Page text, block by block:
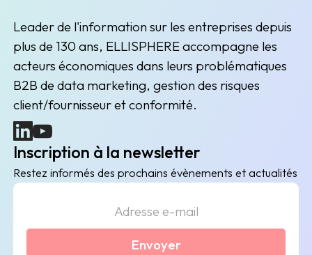
Leader de l'information sur les entreprises depuis
plus de 130 ans, ELLISPHERE accompagne les
acteurs économiques dans leurs problématiques
B2B de data marketing, gestion des risques
client/fournisseur et conformité.
(nouvelle fenêtre)
(nouvelle fenêtre)
Inscription à la newsletter
Restez informés des prochains évènements et actualités
Envoyer